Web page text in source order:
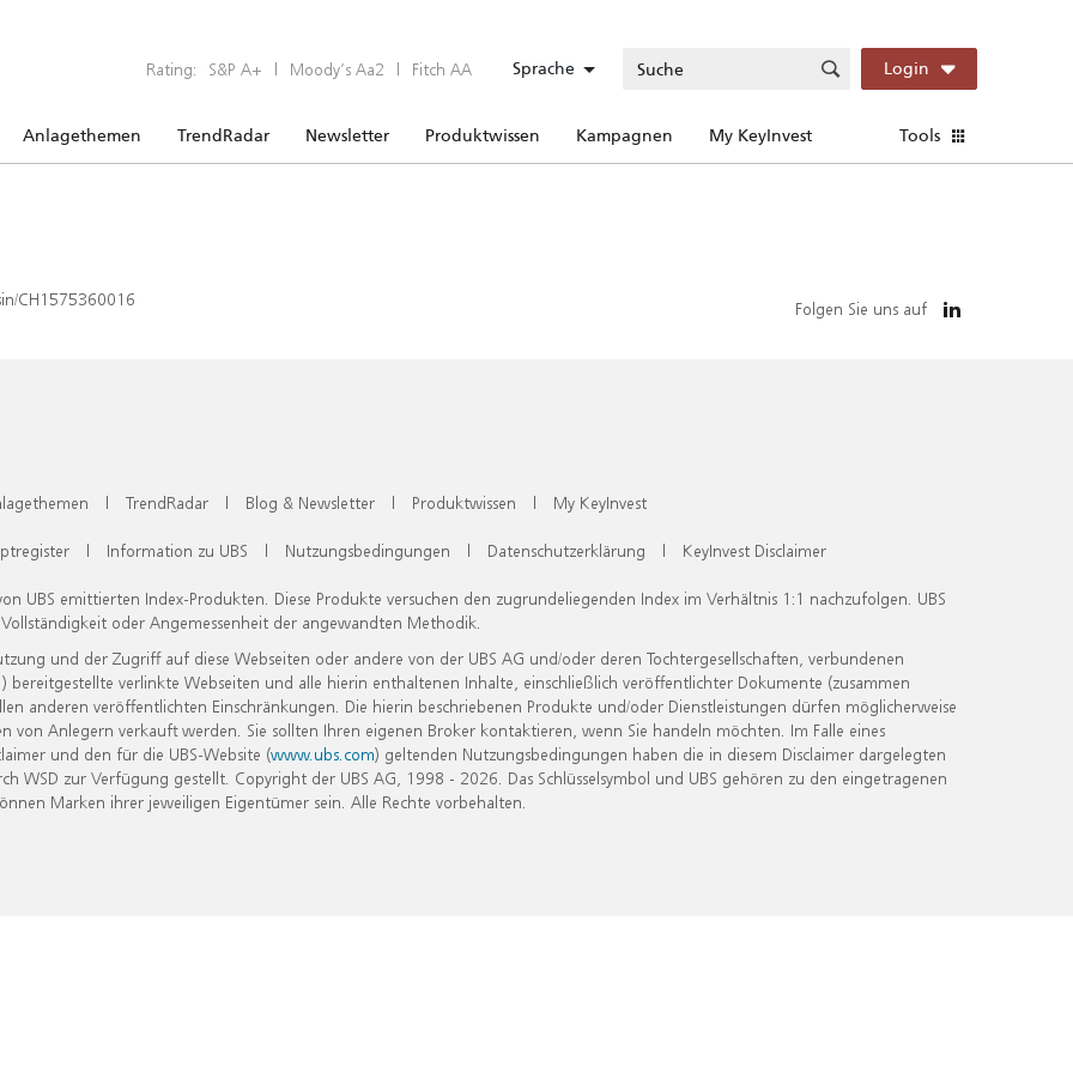
Rating: S&P A+ | Moody’s Aa2 | Fitch AA Sprache Login
Anlagethemen TrendRadar Newsletter Produktwissen Kampagnen My KeyInvest Tools
CH1575360016 Folgen Sie uns auf
| TrendRadar | Blog & Newsletter | Produktwissen | My KeyInvest
| Information zu UBS | Nutzungsbedingungen | Datenschutzerklärung | KeyInvest Disclaimer
UBS emittierten Index-Produkten. Diese Produkte versuchen den zugrundeliegenden Index im Verhältnis 1:1 nachzufolgen. UBS
oder Angemessenheit der angewandten Methodik.
und der Zugriff auf diese Webseiten oder andere von der UBS AG und/oder deren Tochtergesellschaften, verbundenen
verlinkte Webseiten und alle hierin enthaltenen Inhalte, einschließlich veröffentlichter Dokumente (zusammen
anderen veröffentlichten Einschränkungen. Die hierin beschriebenen Produkte und/oder Dienstleistungen dürfen möglicherweise
Anlegern verkauft werden. Sie sollten Ihren eigenen Broker kontaktieren, wenn Sie handeln möchten. Im Falle eines
und den für die UBS-Website (www.ubs.com) geltenden Nutzungsbedingungen haben die in diesem Disclaimer dargelegten
zur Verfügung gestellt. Copyright der UBS AG, 1998 - 2026. Das Schlüsselsymbol und UBS gehören zu den eingetragenen
Marken ihrer jeweiligen Eigentümer sein. Alle Rechte vorbehalten.